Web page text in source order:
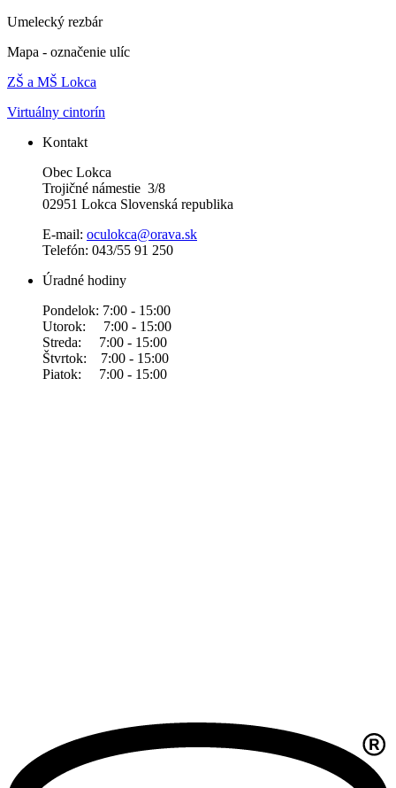
Umelecký rezbár
Mapa - označenie ulíc
ZŠ a MŠ Lokca
Virtuálny cintorín
Kontakt
Obec Lokca
Trojičné námestie 3/8
02951 Lokca Slovenská republika
E-mail: oculokca@orava.sk
Telefón: 043/55 91 250
Úradné hodiny
Pondelok: 7:00 - 15:00
Utorok: 7:00 - 15:00
Streda: 7:00 - 15:00
Štvrtok: 7:00 - 15:00
Piatok: 7:00 - 15:00